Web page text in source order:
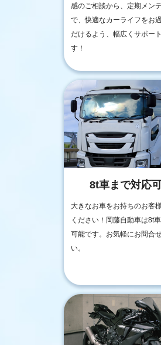
感のご相談から、定期メン
で、快適なカーライフをお
だけるよう、幅広くサポー
す！
8t車まで対応
大きなお車をお持ちのお客
ください！岡藤自動車は8t
可能です。お気軽にお問合
い。